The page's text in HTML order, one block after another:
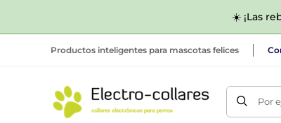
☀️ ¡Las
Productos inteligentes para mascotas felices
Por